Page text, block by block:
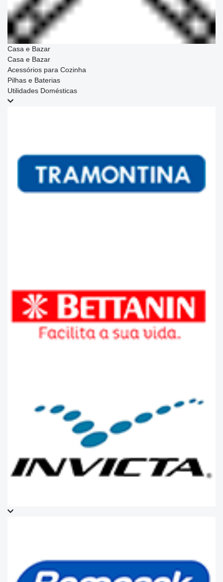
Casa e Bazar
Casa e Bazar
Acessórios para Cozinha
Pilhas e Baterias
Utilidades Domésticas